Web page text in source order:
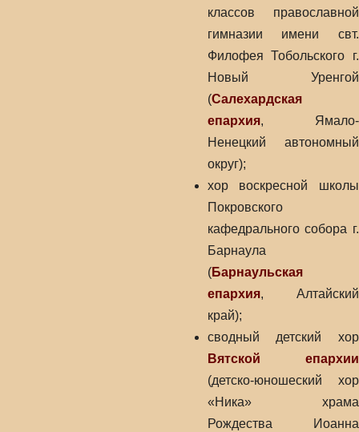
классов православной
гимназии имени свт.
Филофея Тобольского г.
Новый Уренгой
(Салехардская
епархия, Ямало-
Ненецкий автономный
округ);
хор воскресной школы
Покровского
кафедрального собора г.
Барнаула
(Барнаульская
епархия, Алтайский
край);
сводный детский хор
Вятской епархии
(детско-юношеский хор
«Ника» храма
Рождества Иоанна